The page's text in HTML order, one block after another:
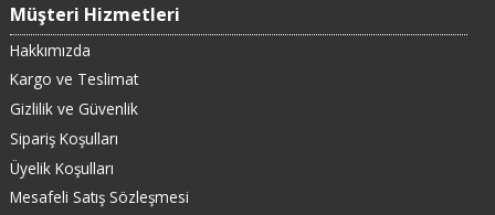
Müşteri Hizmetleri
Hakkımızda
Kargo ve Teslimat
Gizlilik ve Güvenlik
Sipariş Koşulları
Üyelik Koşulları
Mesafeli Satış Sözleşmesi